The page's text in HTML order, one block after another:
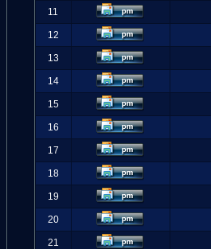
11
12
13
14
15
16
17
18
19
20
21